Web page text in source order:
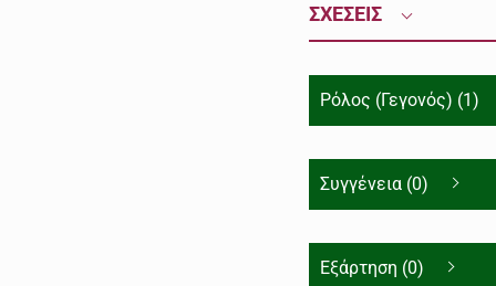
ΣΧΕΣΕΙΣ
Ρόλος (Γεγονός) (1)
Συγγένεια (0)
Εξάρτηση (0)